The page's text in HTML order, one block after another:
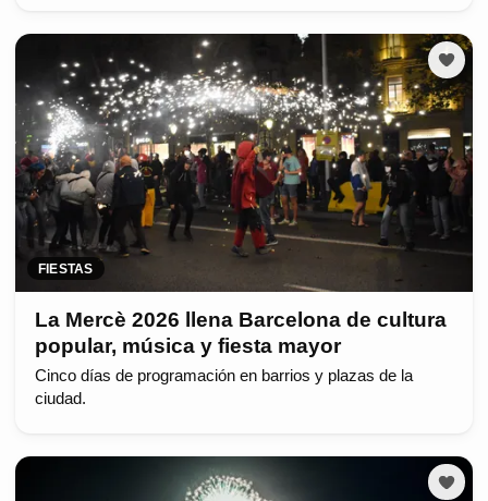
FIESTAS
La Mercè 2026 llena Barcelona de cultura
popular, música y fiesta mayor
Cinco días de programación en barrios y plazas de la
ciudad.